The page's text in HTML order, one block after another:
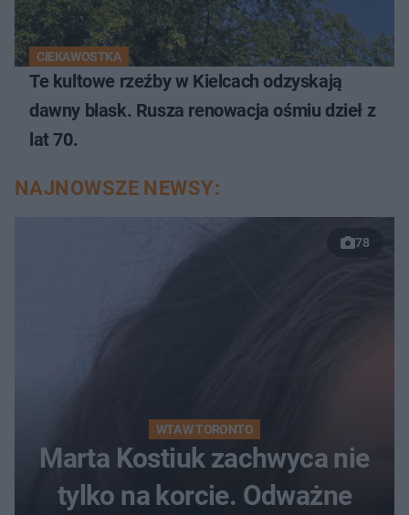
CIEKAWOSTKA
Te kultowe rzeźby w Kielcach odzyskają
dawny blask. Rusza renowacja ośmiu dzieł z
lat 70.
NAJNOWSZE NEWSY:
78
WTA W TORONTO
Marta Kostiuk zachwyca nie
tylko na korcie. Odważne